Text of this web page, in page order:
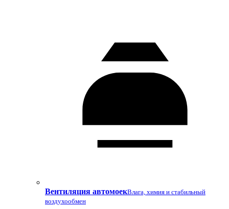
Вентиляция автомоекВлага, химия и стабильный
воздухообмен